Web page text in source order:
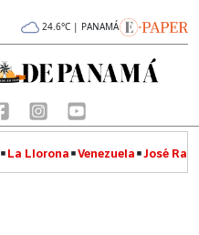
24.6°C | PANAMÁ
La Llorona Venezuela José